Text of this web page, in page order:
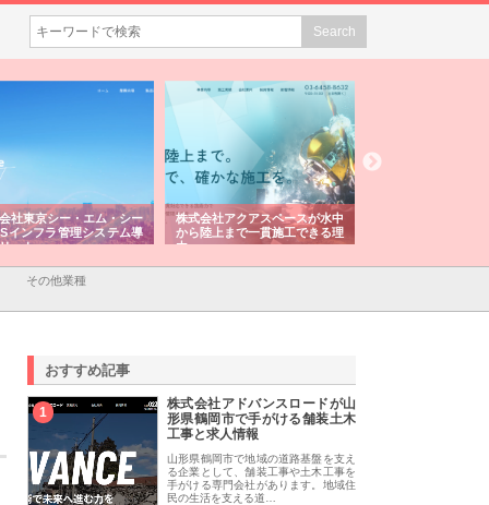
社アクアスペースが水中
上まで一貫施工できる理
株式会社地盤調査事務所が選ば
れ続ける理由と建設コンサルの
強み
その他業種
おすすめ記事
1
株式会社アドバンスロードが山
形県鶴岡市で手がける舗装土木
工事と求人情報
山形県鶴岡市で地域の道路基盤を支え
る企業として、舗装工事や土木工事を
手がける専門会社があります。地域住
民の生活を支える道…